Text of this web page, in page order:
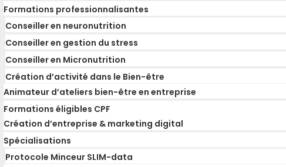
Formations professionnalisantes
Conseiller en neuronutrition
Conseiller en gestion du stress
Conseiller en Micronutrition
Création d’activité dans le Bien-être
Animateur d’ateliers bien-être en entreprise
Formations éligibles CPF
Création d’entreprise & marketing digital
Spécialisations
Protocole Minceur SLIM-data